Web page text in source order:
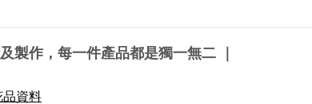
製作，每一件產品都是獨一無二
品資料